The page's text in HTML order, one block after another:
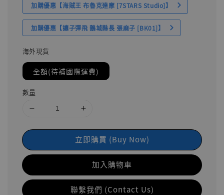
加購優惠【海賊王 布魯克達摩 [7STARS Studio]】
加購優惠【讓子彈飛 鵝城縣長 張麻子 [BK01]】
海外現貨
全額(待補國際運費)
數量
立即購買 (Buy Now)
加入購物車
聯繫我們 (Contact Us)